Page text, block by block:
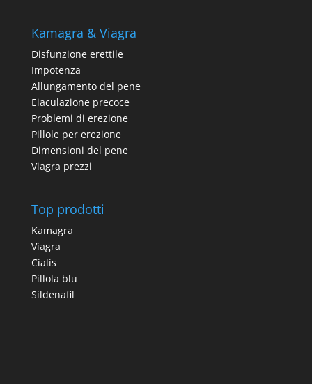
Kamagra & Viagra
Disfunzione erettile
Impotenza
Allungamento del pene
Eiaculazione precoce
Problemi di erezione
Pillole per erezione
Dimensioni del pene
Viagra prezzi
Top prodotti
Kamagra
Viagra
Cialis
Pillola blu
Sildenafil